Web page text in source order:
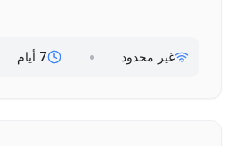
غير محدود • 7 أيام